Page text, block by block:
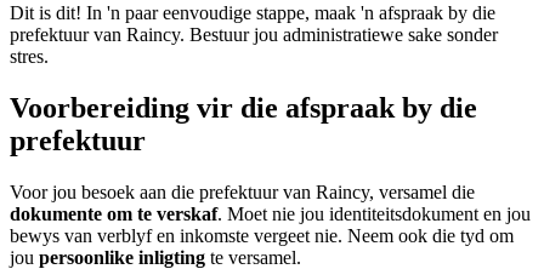
Dit is dit! In 'n paar eenvoudige stappe, maak 'n afspraak by die
prefektuur van Raincy. Bestuur jou administratiewe sake sonder
stres.
Voorbereiding vir die afspraak by die
prefektuur
Voor jou besoek aan die prefektuur van Raincy, versamel die
dokumente om te verskaf. Moet nie jou identiteitsdokument en jou
bewys van verblyf en inkomste vergeet nie. Neem ook die tyd om
jou persoonlike inligting te versamel.